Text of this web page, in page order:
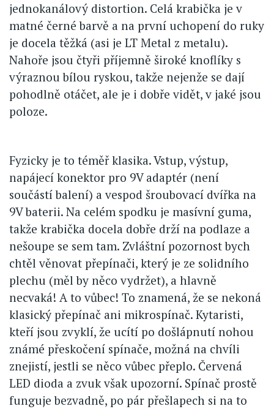
jednokanálový distortion. Celá krabička je v
matné černé barvě a na první uchopení do ruky
je docela těžká (asi je LT Metal z metalu).
Nahoře jsou čtyři příjemně široké knoflíky s
výraznou bílou ryskou, takže nejenže se dají
pohodlně otáčet, ale je i dobře vidět, v jaké jsou
poloze.
Fyzicky je to téměř klasika. Vstup, výstup,
napájecí konektor pro 9V adaptér (není
součástí balení) a vespod šroubovací dvířka na
9V baterii. Na celém spodku je masívní guma,
takže krabička docela dobře drží na podlaze a
nešoupe se sem tam. Zvláštní pozornost bych
chtěl věnovat přepínači, který je ze solidního
plechu (měl by něco vydržet), a hlavně
necvaká! A to vůbec! To znamená, že se nekoná
klasický přepínač ani mikrospínač. Kytaristi,
kteří jsou zvyklí, že ucítí po došlápnutí nohou
známé přeskočení spínače, možná na chvíli
znejistí, jestli se něco vůbec přeplo. Červená
LED dioda a zvuk však upozorní. Spínač prostě
funguje bezvadně, po pár přešlapech si na to